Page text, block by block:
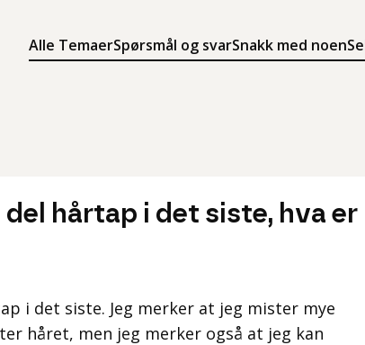
Alle TemaerSpørsmål og svarSnakk med noen
Søk
Meny
hårtap i det siste, hva er
i det siste. Jeg merker at jeg mister mye
håret, men jeg merker også at jeg kan